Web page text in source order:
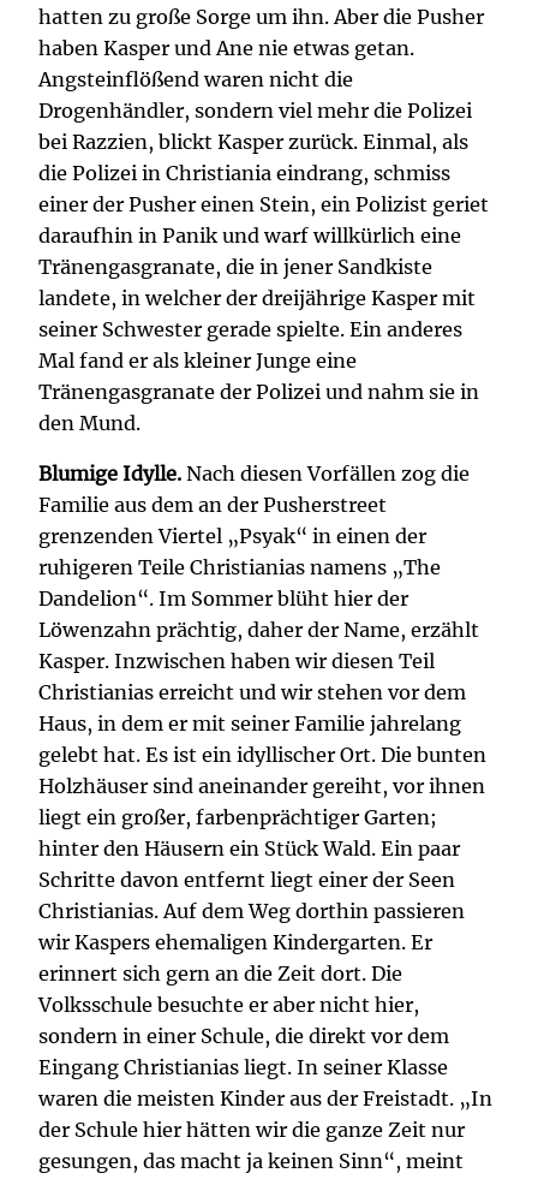
hatten zu große Sorge um ihn. Aber die Pusher
haben Kasper und Ane nie etwas getan.
Angsteinflößend waren nicht die
Drogenhändler, sondern viel mehr die Polizei
bei Razzien, blickt Kasper zurück. Einmal, als
die Polizei in Christiania eindrang, schmiss
einer der Pusher einen Stein, ein Polizist geriet
daraufhin in Panik und warf willkürlich eine
Tränengasgranate, die in jener Sandkiste
landete, in welcher der dreijährige Kasper mit
seiner Schwester gerade spielte. Ein anderes
Mal fand er als kleiner Junge eine
Tränengasgranate der Polizei und nahm sie in
den Mund.
Blumige Idylle. Nach diesen Vorfällen zog die
Familie aus dem an der Pusherstreet
grenzenden Viertel „Psyak“ in einen der
ruhigeren Teile Christianias namens „The
Dandelion“. Im Sommer blüht hier der
Löwenzahn prächtig, daher der Name, erzählt
Kasper. Inzwischen haben wir diesen Teil
Christianias erreicht und wir stehen vor dem
Haus, in dem er mit seiner Familie jahrelang
gelebt hat. Es ist ein idyllischer Ort. Die bunten
Holzhäuser sind aneinander gereiht, vor ihnen
liegt ein großer, farbenprächtiger Garten;
hinter den Häusern ein Stück Wald. Ein paar
Schritte davon entfernt liegt einer der Seen
Christianias. Auf dem Weg dorthin passieren
wir Kaspers ehemaligen Kindergarten. Er
erinnert sich gern an die Zeit dort. Die
Volksschule besuchte er aber nicht hier,
sondern in einer Schule, die direkt vor dem
Eingang Christianias liegt. In seiner Klasse
waren die meisten Kinder aus der Freistadt. „In
der Schule hier hätten wir die ganze Zeit nur
gesungen, das macht ja keinen Sinn“, meint